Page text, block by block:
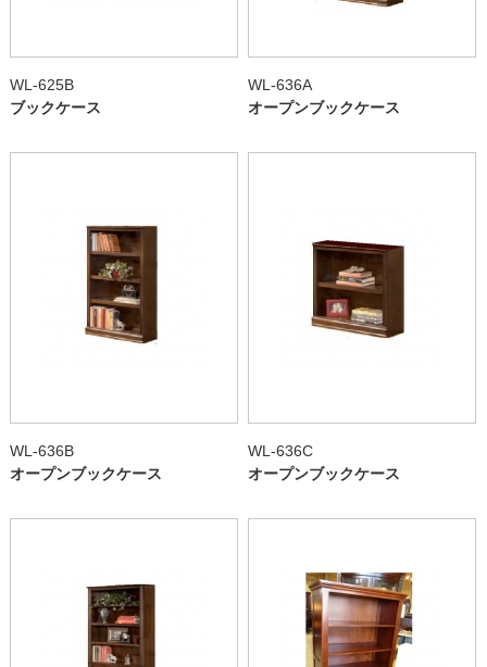
WL-625B
ブックケース
WL-636A
オープンブックケース
WL-636B
オープンブックケース
WL-636C
オープンブックケース